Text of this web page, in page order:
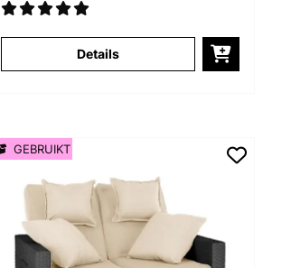
Details
GEBRUIKT